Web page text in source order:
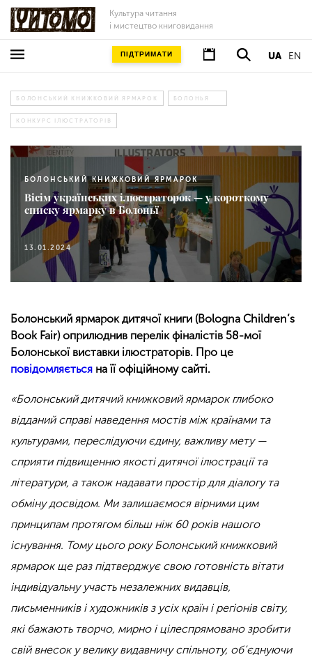
Культура читання
і мистецтво книговидання
UA EN
ПІДТРИМАТИ
БОЛОНСЬКИЙ КНИЖКОВИЙ ЯРМАРОК БОЛОНЬЯ
КОНКУРС ІЛЮСТРАТОРІВ
БОЛОНСЬКИЙ КНИЖКОВИЙ ЯРМАРОК
Вісім українських ілюстраторок — у короткому
списку ярмарку в Болоньї
13.01.2024
Болонський ярмарок дитячої книги (Bologna Children’s
Book Fair) оприлюднив перелік фіналістів 58-мої
Болонської виставки ілюстраторів. Про це
повідомляється на її офіційному сайті.
«Болонський дитячий книжковий ярмарок глибоко
відданий справі наведення мостів між країнами та
культурами, переслідуючи єдину, важливу мету —
сприяти підвищенню якості дитячої ілюстрації та
літератури, а також надавати простір для діалогу та
обміну досвідом. Ми залишаємося вірними цим
принципам протягом більш ніж 60 років нашого
існування. Тому цього року Болонський книжковий
ярмарок ще раз підтверджує свою готовність вітати
індивідуальну участь незалежних видавців,
письменників і художників з усіх країн і регіонів світу,
які бажають творчо, мирно і цілеспрямовано зробити
свій внесок у велику видавничу спільноту, об’єднуючи